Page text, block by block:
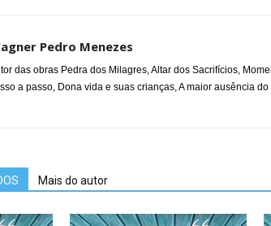
Pedro Menezes
das obras Pedra dos Milagres, Altar dos Sacrifícios,
a passo, Dona vida e suas crianças, A maior ausência
Mais do autor